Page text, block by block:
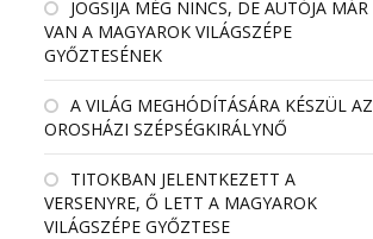
JOGSIJA MÉG NINCS, DE AUTÓJA MÁR
VAN A MAGYAROK VILÁGSZÉPE
GYŐZTESÉNEK
A VILÁG MEGHÓDÍTÁSÁRA KÉSZÜL AZ
OROSHÁZI SZÉPSÉGKIRÁLYNŐ
TITOKBAN JELENTKEZETT A
VERSENYRE, Ő LETT A MAGYAROK
VILÁGSZÉPE GYŐZTESE